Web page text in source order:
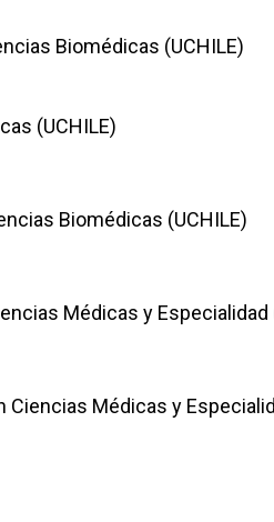
Biomédicas (UCHILE)
(UCHILE)
Biomédicas (UCHILE)
Médicas y Especialidad
Ciencias Médicas y